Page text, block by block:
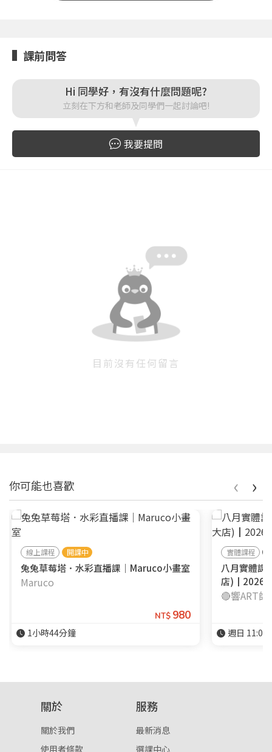
或 或
課前問答
Hi 同學好，有沒有什麼問題呢?
立刻在下方和老師及同學們一起討論吧!
我要提問
目前沒有任何留言
你可能也喜歡
線上課程 開課中
兔兔草莓塔．水彩直播課｜Maruco小畫室
Maruco
NT$ 980
1小時44分鐘
實體課程
八月實體課
店)┃2026/
🔴響ART師
週日
‹ ›
關於
關於我們
使用者條款
服務
最新消息
選課中心